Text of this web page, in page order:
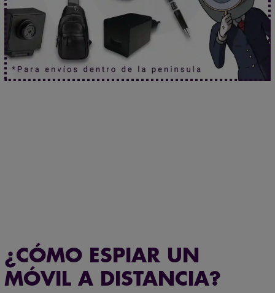
¿CÓMO ESPIAR UN
MÓVIL A DISTANCIA?
Protección total para tus conversaciones.
Haz clic aquí.
Envío gratuito en pedidos superiores a 60 €